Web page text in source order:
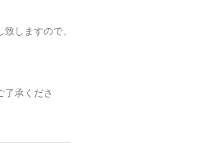
しますので、
了承くださ